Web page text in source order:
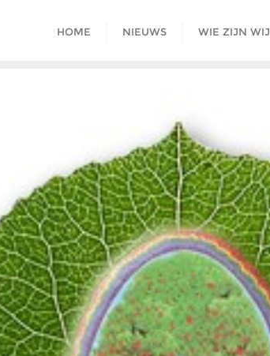
HOME NIEUWS WIE ZIJN WIJ